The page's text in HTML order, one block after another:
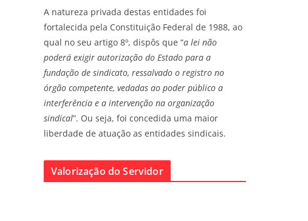
A natureza privada destas entidades foi
fortalecida pela Constituição Federal de 1988, ao
qual no seu artigo 8º, dispôs que “a lei não
poderá exigir autorização do Estado para a
fundação de sindicato, ressalvado o registro no
órgão competente, vedadas ao poder público a
interferência e a intervenção na organização
sindical”. Ou seja, foi concedida uma maior
liberdade de atuação as entidades sindicais.
Valorização do Servidor